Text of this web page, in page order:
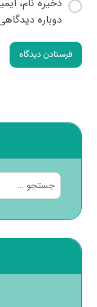
دوباره
فرستادن دیدگاه